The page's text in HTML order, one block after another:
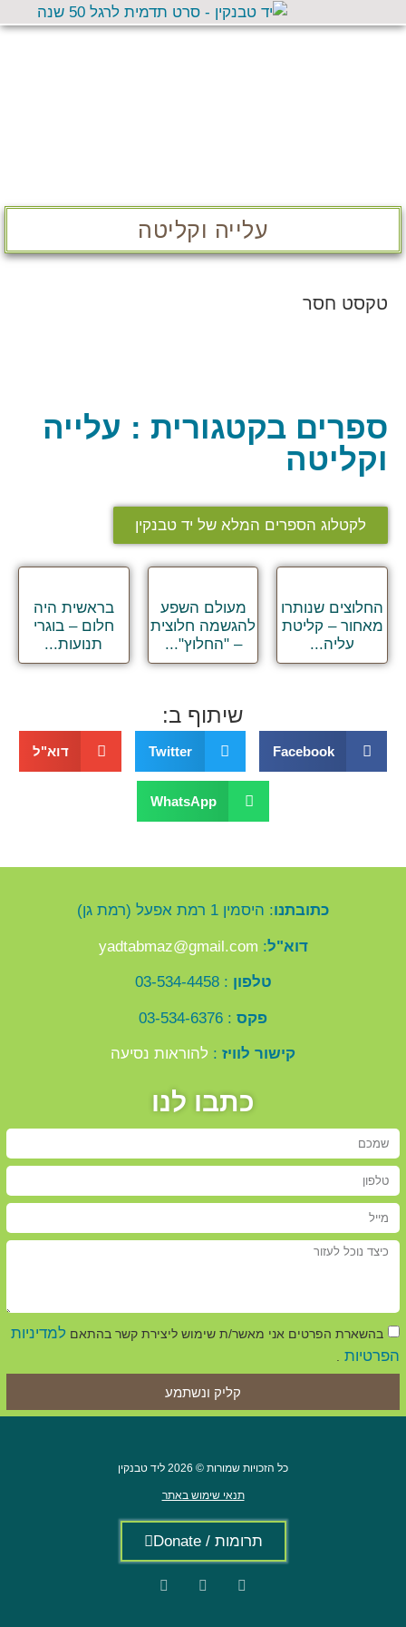
עלייה וקליטה
טקסט חסר
ספרים בקטגורית : עלייה
וקליטה
לקטלוג הספרים המלא של יד טבנקין
החלוצים שנותרו
מאחור – קליטת
עליה...
מעולם השפע
להגשמה חלוצית
– "החלוץ"...
בראשית היה
חלום – בוגרי
תנועות...
שיתוף ב:
Facebook
Twitter דוא"ל
WhatsApp
כתובתנו: היסמין 1 רמת אפעל (רמת גן)
דוא"ל:
טלפון : 03-534-4458
פקס : 03-534-6376
קישור לוויז : להוראות נסיעה
כתבו לנו
בהשארת הפרטים אני מאשר/ת שימוש ליצירת קשר בהתאם למדיניות
הפרטיות .
קליק ונשתמע
כל הזכויות שמורות © 2026 ליד טבנקין
תנאי שימוש באתר
תרומות / Donate